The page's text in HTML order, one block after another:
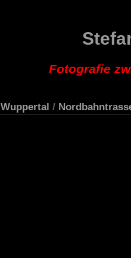
Fotografie
Wuppertal /